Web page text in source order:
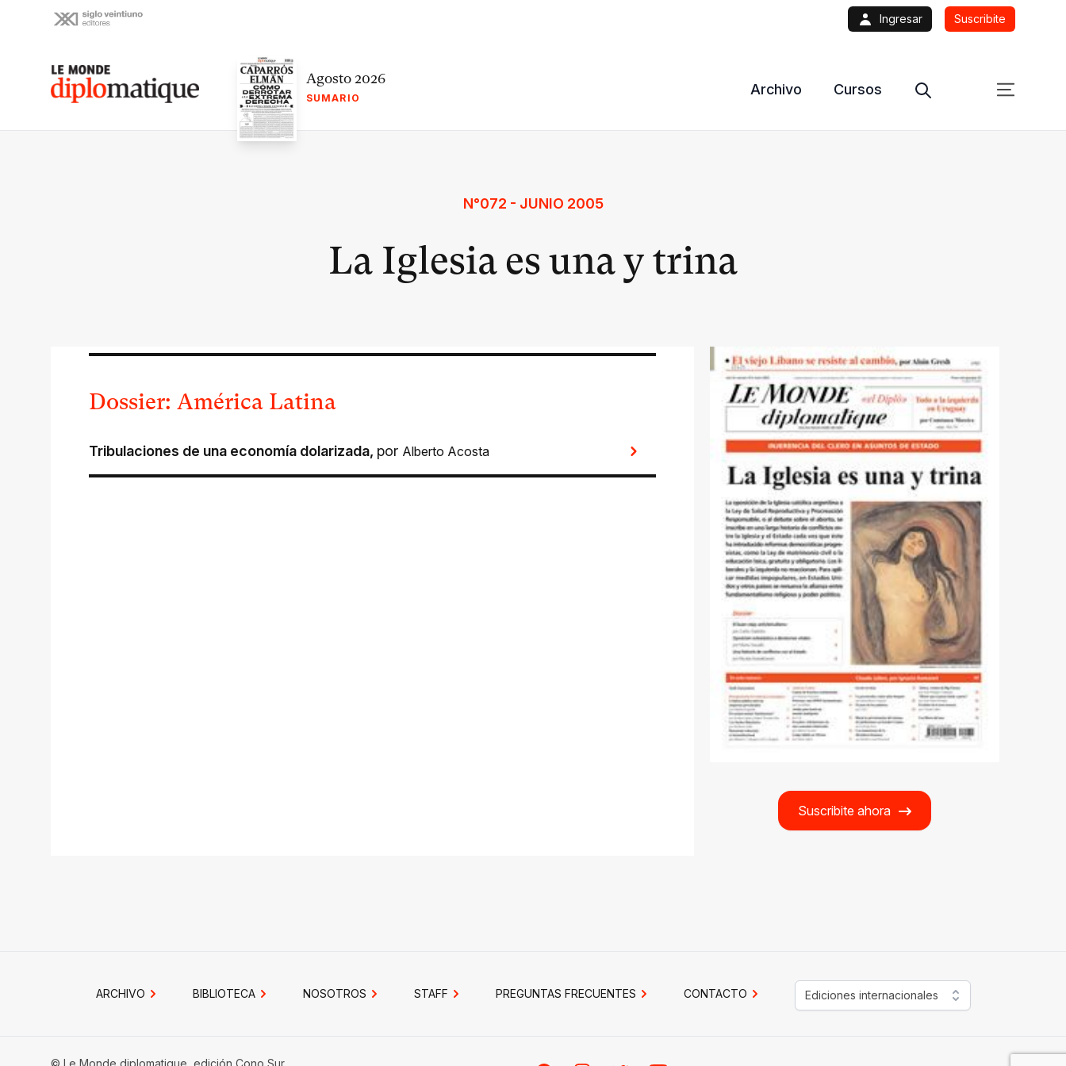
Ingresar Suscribite
Le monde diplomatique Agosto 2026
SUMARIO
Archivo Cursos
N°072 - JUNIO 2005
La Iglesia es una y trina
Suscribite ahora
Dossier: América Latina
Tribulaciones de una economía dolarizada, por Alberto Acosta
ARCHIVO BIBLIOTECA NOSOTROS STAFF PREGUNTAS FRECUENTES CONTACTO Ediciones internacionales
© Le Monde diplomatique, edición Cono Sur.